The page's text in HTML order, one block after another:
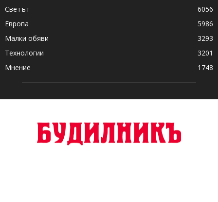
Светът
6056
Европа
5986
Малки обяви
3293
Технологии
3201
Мнение
1748